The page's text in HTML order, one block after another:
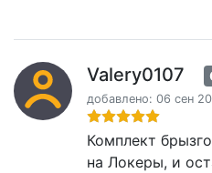
Valery0107
добавлено: 06 сен
Комплект
на Локеры, и